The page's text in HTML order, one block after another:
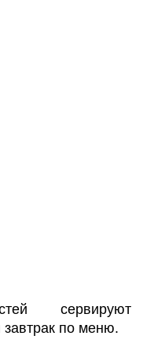
сервируют
завтрак по меню.